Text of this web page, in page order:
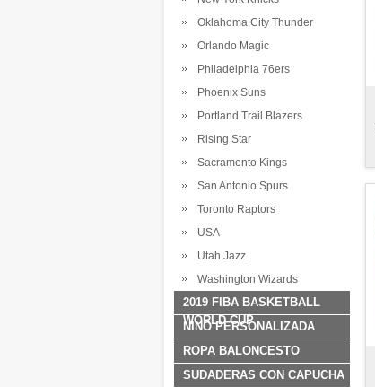
Oklahoma City Thunder
Orlando Magic
Philadelphia 76ers
Phoenix Suns
Portland Trail Blazers
Rising Star
Sacramento Kings
San Antonio Spurs
Toronto Raptors
USA
Utah Jazz
Washington Wizards
2019 FIBA BASKETBALL
WORLD CUP
NINO PERSONALIZADA
ROPA BALONCESTO
SUDADERAS CON CAPUCHA